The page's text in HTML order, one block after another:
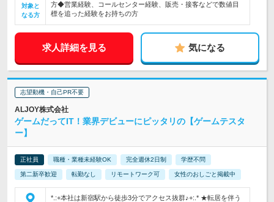
対象と
なる方
方◆営業経験、コールセンター経験、販売・接客などで数値目
標を追った経験をお持ちの方
求人詳細を見る 気になる
志望動機・自己PR不要
ALJOY株式会社
ゲームだってIT！業界デビューにピッタリの【ゲームテスタ
ー】
正社員 職種・業種未経験OK 完全週休2日制 学歴不問
第二新卒歓迎 転勤なし リモートワーク可 女性のおしごと掲載中
*.:+本社は新宿駅から徒歩3分でアクセス抜群♪+:.* ★転居を伴う